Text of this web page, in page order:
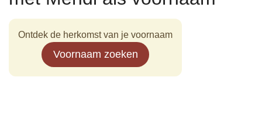
Ontdek de herkomst van je voornaam
Voornaam zoeken